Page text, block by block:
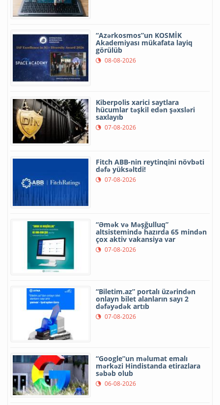
“Azərkosmos”un KOSMİK
Akademiyası mükafata layiq
görülüb
08-08-2026
Kiberpolis xarici saytlara
hücumlar təşkil edən şəxsləri
saxlayıb
07-08-2026
Fitch ABB-nin reytinqini növbəti
dəfə yüksəltdi!
07-08-2026
“Əmək və Məşğulluq”
altsistemində hazırda 65 mindən
çox aktiv vakansiya var
07-08-2026
“Biletim.az” portalı üzərindən
onlayn bilet alanların sayı 2
dəfəyədək artıb
07-08-2026
“Google”un məlumat emalı
mərkəzi Hindistanda etirazlara
səbəb olub
06-08-2026